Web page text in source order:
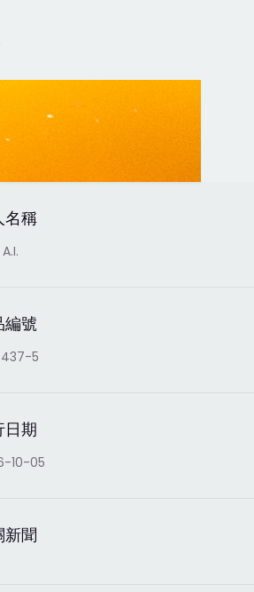
名稱
編號
5
日期
10-05
新聞